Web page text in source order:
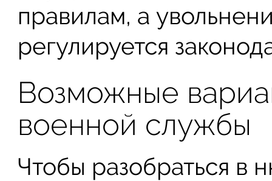
правилам, а
регулируется
Возможные
военной службы
Чтобы разобраться в